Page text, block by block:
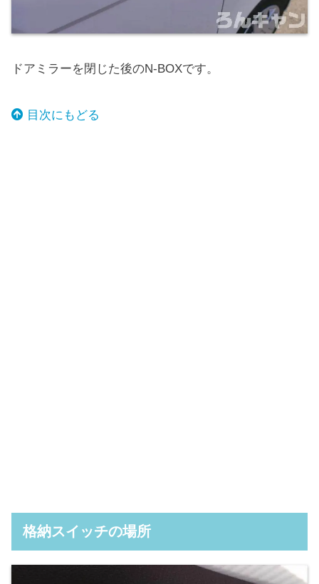
ドアミラーを閉じた後のN-BOXです。
目次にもどる
格納スイッチの場所